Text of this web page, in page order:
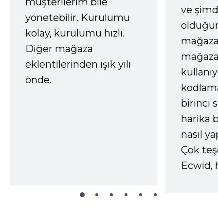
yönetebilir. Kurulumu
kolay, kurulumu hızlı.
Diğer mağaza
eklentilerinden ışık yılı
önde.
ve
birinci
harika
nasıl
Çok
Ecwid,